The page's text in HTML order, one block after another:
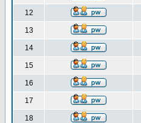
12
13
14
15
16
17
18